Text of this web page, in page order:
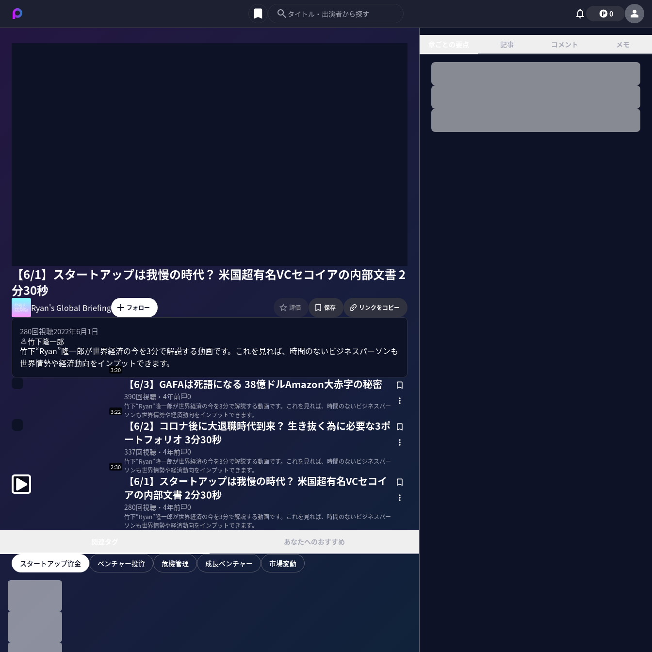
0
【6/1】スタートアップは我慢の時代？ 米国超有名VCセコイアの内部文書 2
分30秒
Ryan's Global Briefing フォロー 評価 保存 リンクをコピー
280回視聴2022年6月1日
竹下隆一郎
竹下“Ryan”隆一郎が世界経済の今を3分で解説する動画です。これを見れば、時間のないビジネスパーソンも
世界情勢や経済動向をインプットできます。
3:20
【6/3】GAFAは死語になる 38億ドルAmazon大赤字の秘密
390回視聴・ 4年前 0
竹下“Ryan”隆一郎が世界経済の今を3分で解説する動画です。これを見れば、時間のないビジネスパー
ソンも世界情勢や経済動向をインプットできます。
3:22
【6/2】コロナ後に大退職時代到来？ 生き抜く為に必要な3ポ
ートフォリオ 3分30秒
337回視聴・ 4年前 0
竹下“Ryan”隆一郎が世界経済の今を3分で解説する動画です。これを見れば、時間のないビジネスパー
ソンも世界情勢や経済動向をインプットできます。
2:30
【6/1】スタートアップは我慢の時代？ 米国超有名VCセコイ
アの内部文書 2分30秒
280回視聴・ 4年前 0
竹下“Ryan”隆一郎が世界経済の今を3分で解説する動画です。これを見れば、時間のないビジネスパー
ソンも世界情勢や経済動向をインプットできます。
あなたへのおすすめ
スタートアップ資金 ベンチャー投資 危機管理 成長ベンチャー 市場変動
記事 コメント メモ